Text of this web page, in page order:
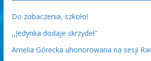
Do zobaczenia, szkoło!
,,Jedynka dodaje skrzydeł”
Amelia Górecka uhonorowana na sesji